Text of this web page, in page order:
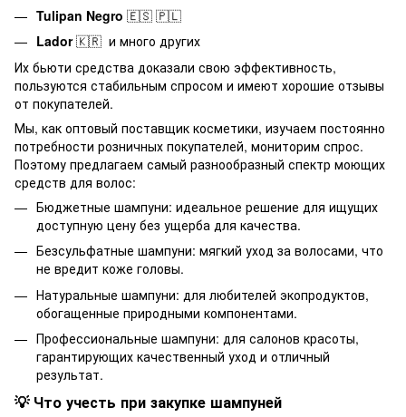
Tulipan Negro 🇪🇸 🇵🇱
Lador🇰🇷 и много других
Их бьюти средства доказали свою эффективность,
пользуются стабильным спросом и имеют хорошие отзывы
от покупателей.
Мы, как оптовый поставщик косметики, изучаем постоянно
потребности розничных покупателей, мониторим спрос.
Поэтому предлагаем самый разнообразный спектр моющих
средств для волос:
Бюджетные шампуни: идеальное решение для ищущих
доступную цену без ущерба для качества.
Безсульфатные шампуни: мягкий уход за волосами, что
не вредит коже головы.
Натуральные шампуни: для любителей экопродуктов,
обогащенные природными компонентами.
Профессиональные шампуни: для салонов красоты,
гарантирующих качественный уход и отличный
результат.
💡 Что учесть при закупке шампуней